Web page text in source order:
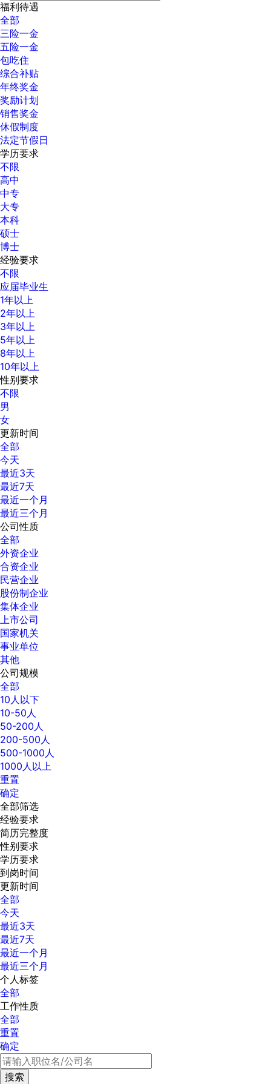
福利待遇
全部
三险一金
五险一金
包吃住
综合补贴
年终奖金
奖励计划
销售奖金
休假制度
法定节假日
学历要求
不限
高中
中专
大专
本科
硕士
博士
经验要求
不限
应届毕业生
1年以上
2年以上
3年以上
5年以上
8年以上
10年以上
性别要求
不限
男
女
更新时间
全部
今天
最近3天
最近7天
最近一个月
最近三个月
公司性质
全部
外资企业
合资企业
民营企业
股份制企业
集体企业
上市公司
国家机关
事业单位
其他
公司规模
全部
10人以下
10-50人
50-200人
200-500人
500-1000人
1000人以上
重置
确定
全部筛选
经验要求
简历完整度
性别要求
学历要求
到岗时间
更新时间
全部
今天
最近3天
最近7天
最近一个月
最近三个月
个人标签
全部
工作性质
全部
重置
确定